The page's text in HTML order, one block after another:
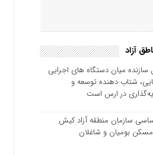
آزاد
سازنده میان دستگاه‌ های اجرایی
شتاب‌ دهنده توسعه و
در ارس است
سازمان منطقه آزاد کیش
بومیان و شاغلان